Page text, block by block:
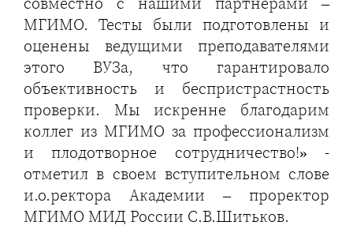
МГИМО. Тесты были подготовлены и
оценены ведущими преподавателями
этого ВУЗа, что гарантировало
объективность и беспристрастность
проверки. Мы искренне благодарим
коллег из МГИМО за профессионализм
и плодотворное сотрудничество!» -
отметил в своем вступительном слове
и.о.ректора Академии – проректор
МГИМО МИД России С.В.Шитьков.